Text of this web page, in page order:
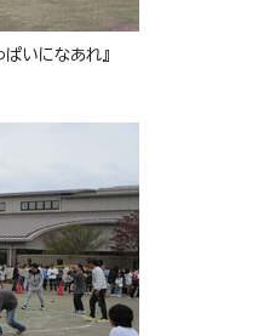
いになあれ』